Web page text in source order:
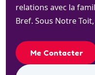
relations avec la
Bref. Sous Notre Toit,
Me Contacter